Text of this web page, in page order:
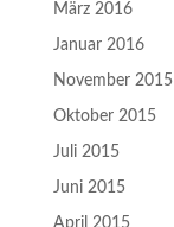
März 2016
Januar 2016
November 2015
Oktober 2015
Juli 2015
Juni 2015
April 2015